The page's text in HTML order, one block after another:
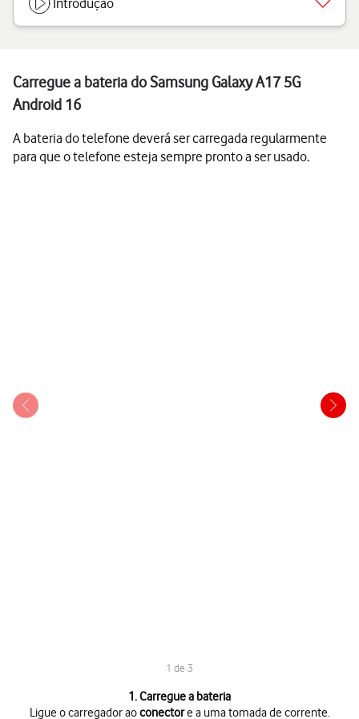
Introdução
Carregue a bateria do Samsung Galaxy A17 5G
Android 16
A bateria do telefone deverá ser carregada regularmente
para que o telefone esteja sempre pronto a ser usado.
1 de 3
1. Carregue a bateria
Ligue o carregador aoconectore a uma tomada de corrente.